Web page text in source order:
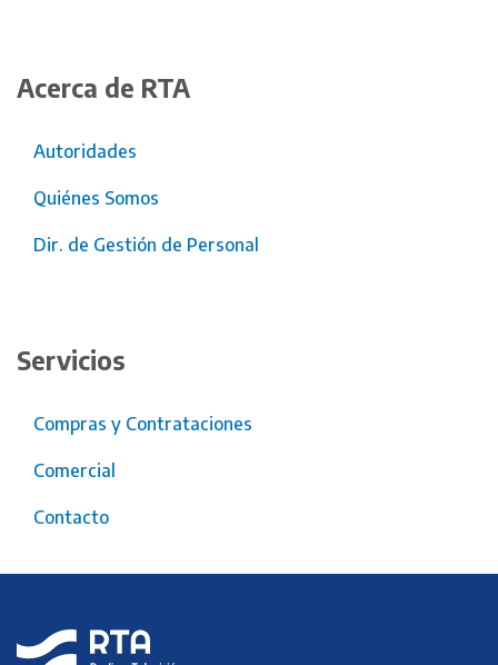
Acerca de RTA
Autoridades
Quiénes Somos
Dir. de Gestión de Personal
Servicios
Compras y Contrataciones
Comercial
Contacto
RTA
Radio y